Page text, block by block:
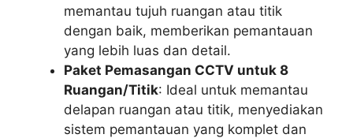
memantau tujuh ruangan atau titik
dengan baik, memberikan pemantauan
yang lebih luas dan detail.
Paket Pemasangan CCTV untuk 8
Ruangan/Titik: Ideal untuk memantau
delapan ruangan atau titik, menyediakan
sistem pemantauan yang komplet dan